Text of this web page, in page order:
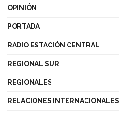
OPINIÓN
PORTADA
RADIO ESTACIÓN CENTRAL
REGIONAL SUR
REGIONALES
RELACIONES INTERNACIONALES